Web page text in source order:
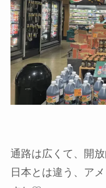
通路は広くて、開放
日本とは違う、ア